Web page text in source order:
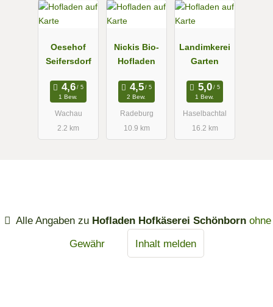
Oesehof
Seifersdorf
1 Bew.
Wachau
2.2 km
Nickis Bio-
Hofladen
2 Bew.
Radeburg
10.9 km
Landimkerei
Garten
1 Bew.
Haselbachtal
16.2 km
Alle Angaben zu Hofladen Hofkäserei Schönborn ohne
Gewähr
Inhalt melden